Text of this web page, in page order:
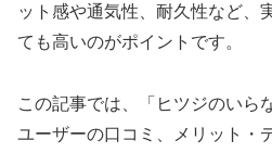
ット感や通気性、耐久性など、
ても高いのがポイントです。
この記事では、「ヒツジのいら
ユーザーの口コミ、メリット・